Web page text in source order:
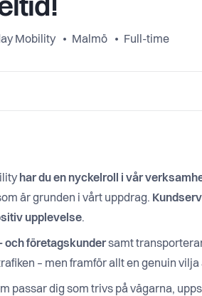
Mobility Malmö Full-time
har du en nyckelroll i vår
är grunden i vårt uppdrag.
upplevelse.
och företagskundersamt
– men framför allt en genuin
passar dig som trivs på vägarna,